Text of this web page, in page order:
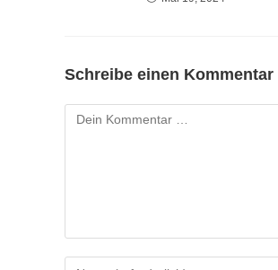
Schreibe einen Kommentar